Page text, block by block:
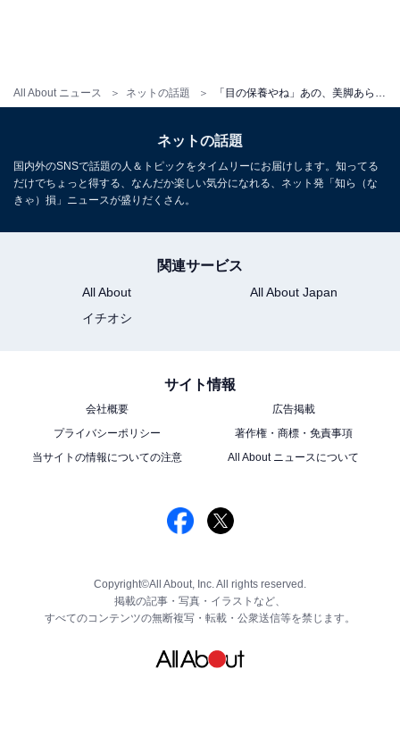
All About ニュース ネットの話題
ネットの話題
国内外のSNSで話題の人＆トピックをタイムリーにお届けします。知ってる
だけでちょっと得する、なんだか楽しい気分になれる、ネット発「知ら（な
きゃ）損」ニュースが盛りだくさん。
関連サービス
All About
All About Japan
イチオシ
サイト情報
会社概要
広告掲載
プライバシーポリシー
著作権・商標・免責事項
当サイトの情報についての注意
All About ニュースについて
Copyright©All About, Inc. All rights reserved.
掲載の記事・写真・イラストなど、
すべてのコンテンツの無断複写・転載・公衆送信等を禁じます。